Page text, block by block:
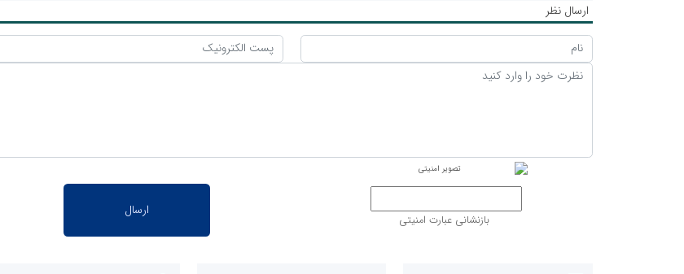
ارسال نظر
بازنشانی عبارت امنیتی